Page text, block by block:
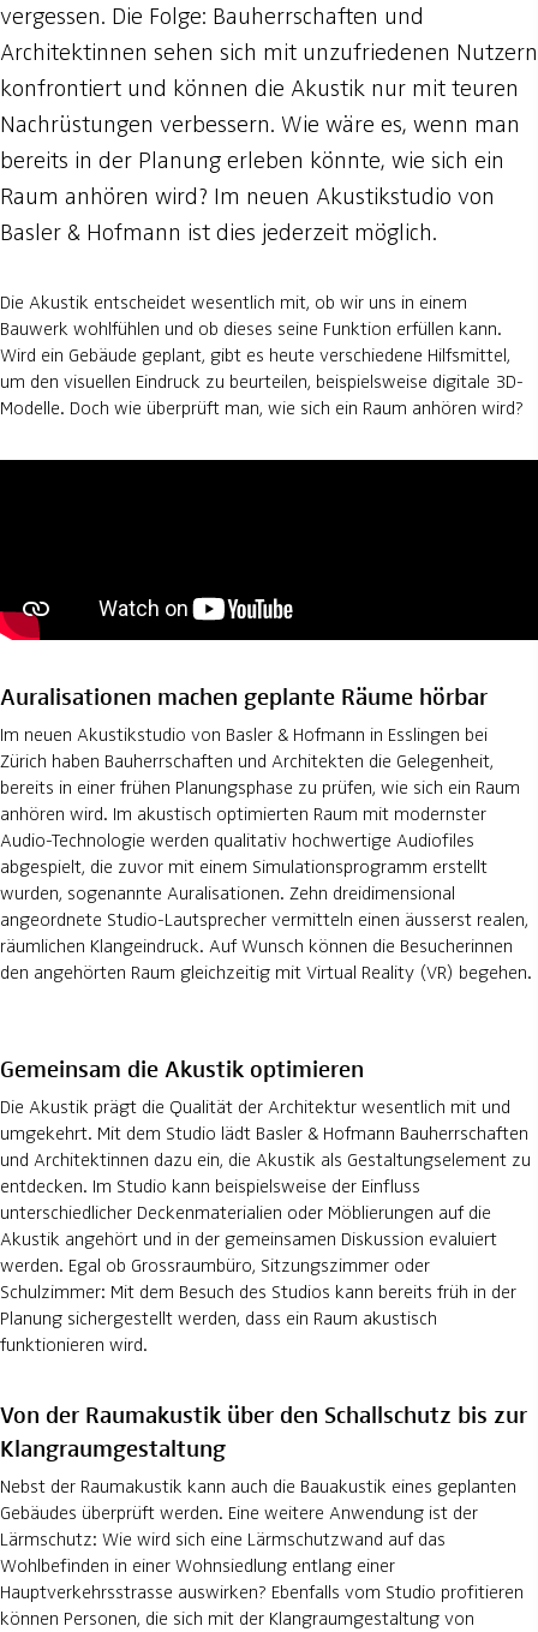
vergessen. Die Folge: Bauherrschaften und
Architektinnen sehen sich mit unzufriedenen Nutzern
konfrontiert und können die Akustik nur mit teuren
Nachrüstungen verbessern. Wie wäre es, wenn man
bereits in der Planung erleben könnte, wie sich ein
Raum anhören wird? Im neuen Akustikstudio von
Basler & Hofmann ist dies jederzeit möglich.
Die Akustik entscheidet wesentlich mit, ob wir uns in einem
Bauwerk wohlfühlen und ob dieses seine Funktion erfüllen kann.
Wird ein Gebäude geplant, gibt es heute verschiedene Hilfsmittel,
um den visuellen Eindruck zu beurteilen, beispielsweise digitale 3D-
Modelle. Doch wie überprüft man, wie sich ein Raum anhören wird?
Auralisationen machen geplante Räume hörbar
Im neuen Akustikstudio von Basler & Hofmann in Esslingen bei
Zürich haben Bauherrschaften und Architekten die Gelegenheit,
bereits in einer frühen Planungsphase zu prüfen, wie sich ein Raum
anhören wird. Im akustisch optimierten Raum mit modernster
Audio-Technologie werden qualitativ hochwertige Audiofiles
abgespielt, die zuvor mit einem Simulationsprogramm erstellt
wurden, sogenannte Auralisationen. Zehn dreidimensional
angeordnete Studio-Lautsprecher vermitteln einen äusserst realen,
räumlichen Klangeindruck. Auf Wunsch können die Besucherinnen
den angehörten Raum gleichzeitig mit Virtual Reality (VR) begehen.
Gemeinsam die Akustik optimieren
Die Akustik prägt die Qualität der Architektur wesentlich mit und
umgekehrt. Mit dem Studio lädt Basler & Hofmann Bauherrschaften
und Architektinnen dazu ein, die Akustik als Gestaltungselement zu
entdecken. Im Studio kann beispielsweise der Einfluss
unterschiedlicher Deckenmaterialien oder Möblierungen auf die
Akustik angehört und in der gemeinsamen Diskussion evaluiert
werden. Egal ob Grossraumbüro, Sitzungszimmer oder
Schulzimmer: Mit dem Besuch des Studios kann bereits früh in der
Planung sichergestellt werden, dass ein Raum akustisch
funktionieren wird.
Von der Raumakustik über den Schallschutz bis zur
Klangraumgestaltung
Nebst der Raumakustik kann auch die Bauakustik eines geplanten
Gebäudes überprüft werden. Eine weitere Anwendung ist der
Lärmschutz: Wie wird sich eine Lärmschutzwand auf das
Wohlbefinden in einer Wohnsiedlung entlang einer
Hauptverkehrsstrasse auswirken? Ebenfalls vom Studio profitieren
können Personen, die sich mit der Klangraumgestaltung von